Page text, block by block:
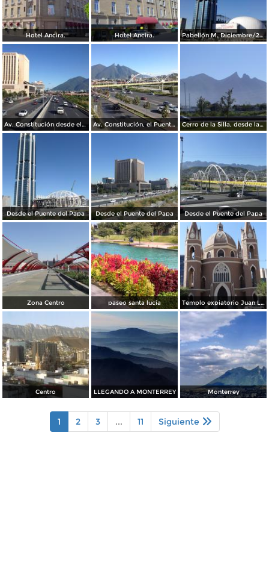
Hotel Ancira. Hotel Ancira. Pabellón M. Diciembre/2016
Av. Constitución desde el Pabellon M. Diciembre/2016 Av. Constitución, el Puente del Papa y el cerro de La Silla. Diciembre/2016 Cerro de la Silla, desde la Clínica IMSS 23 Ginecología
Desde el Puente del Papa Desde el Puente del Papa Desde el Puente del Papa
Zona Centro paseo santa lucia Templo expiatorio Juan Luis Gonzaga
Centro LLEGANDO A MONTERREY Monterrey
1 2 3 ... 11 Siguiente